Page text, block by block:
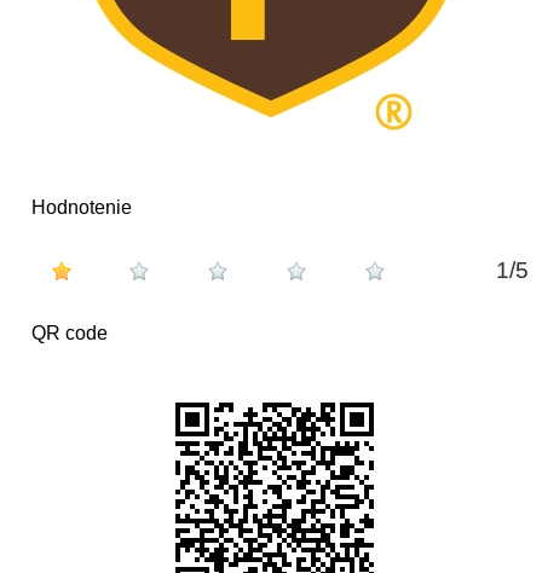
Hodnotenie
1/5
QR code